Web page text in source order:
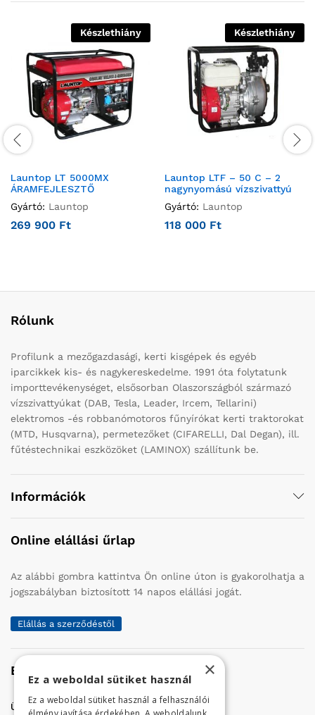
Készlethiány
Launtop LT 5000MX
ÁRAMFEJLESZTŐ
Gyártó: Launtop
269 900 Ft
Készlethiány
Launtop LTF – 50 C – 2
nagynyomású vízszivattyú
Gyártó: Launtop
118 000 Ft
Rólunk
Profilunk a mezőgazdasági, kerti kisgépek és egyéb
iparcikkek kis- és nagykereskedelme. 1991 óta folytatunk
importtevékenységet, elsősorban Olaszországból származó
vízszivattyúkat (DAB, Tesla, Leader, Ircem, Tellarini)
elektromos -és robbanómotoros fűnyírókat kerti traktorokat
(MTD, Husqvarna), permetezőket (CIFARELLI, Dal Degan), ill.
fűtéstechnikai eszközöket (LAMINOX) szállítunk be.
Információk
Online elállási űrlap
Az alábbi gombra kattintva Ön online úton is gyakorolhatja a
jogszabályban biztosított 14 napos elállási jogát.
Elállás a szerződéstől
Elérhetőség
Üzletünk címe:Szolnok, Vércse út 17.
×
Ez a weboldal sütiket használ
Ez a weboldal sütiket használ a felhasználói